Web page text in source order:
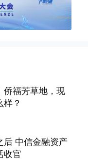
侨福芳草地，现
？
后 中信金融资产
收官